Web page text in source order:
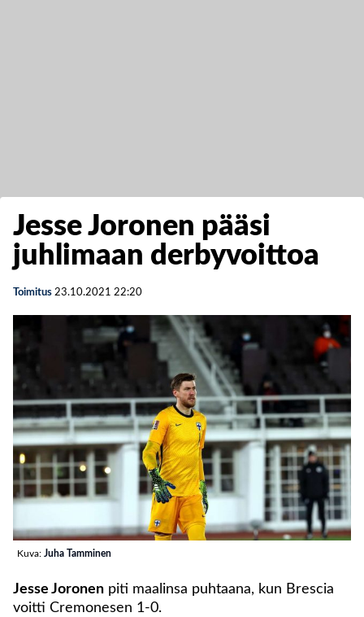
Jesse Joronen pääsi
juhlimaan derbyvoittoa
Toimitus 23.10.2021 22:20
Kuva: Juha Tamminen
Jesse Joronen piti maalinsa puhtaana, kun Brescia
voitti Cremonesen 1-0.